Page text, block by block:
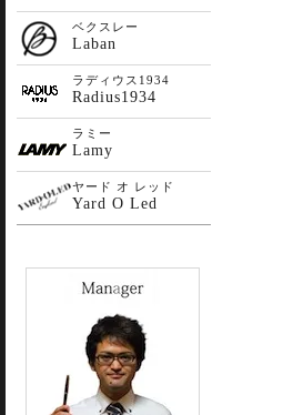
ベクスレー
Laban
ラディウス1934
Radius1934
ラミー
Lamy
ヤード オ レッド
Yard O Led